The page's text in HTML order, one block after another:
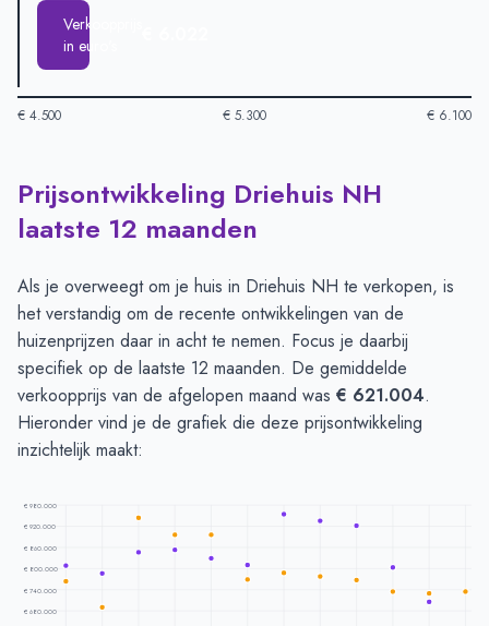
Verkoopprijs
in euro's
€ 4.500 € 5.300 € 6.100
Huizenprijzen in Driehuis Nh per m2-Afgelopen 3 maanden
Type
Vraagprijs in euro's
Verkoopprijs in euro's
Prijsontwikkeling Driehuis NH
laatste 12 maanden
Als je overweegt om je huis in Driehuis NH te verkopen, is
het verstandig om de recente ontwikkelingen van de
huizenprijzen daar in acht te nemen. Focus je daarbij
specifiek op de laatste 12 maanden. De gemiddelde
verkoopprijs van de afgelopen maand was € 621.004.
Hieronder vind je de grafiek die deze prijsontwikkeling
inzichtelijk maakt:
€ 980.000
€ 920.000
€ 860.000
€ 800.000
€ 740.000
€ 680.000